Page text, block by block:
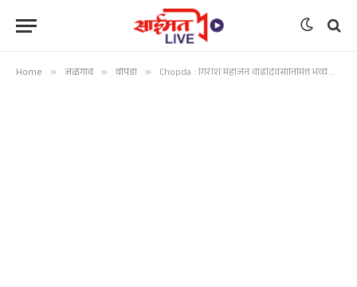
Home » जळगाव » चोपडा » Chopda : गिरीश महाजन वाढदिवसानिमित्त भव्य आरोग्य शिबिर